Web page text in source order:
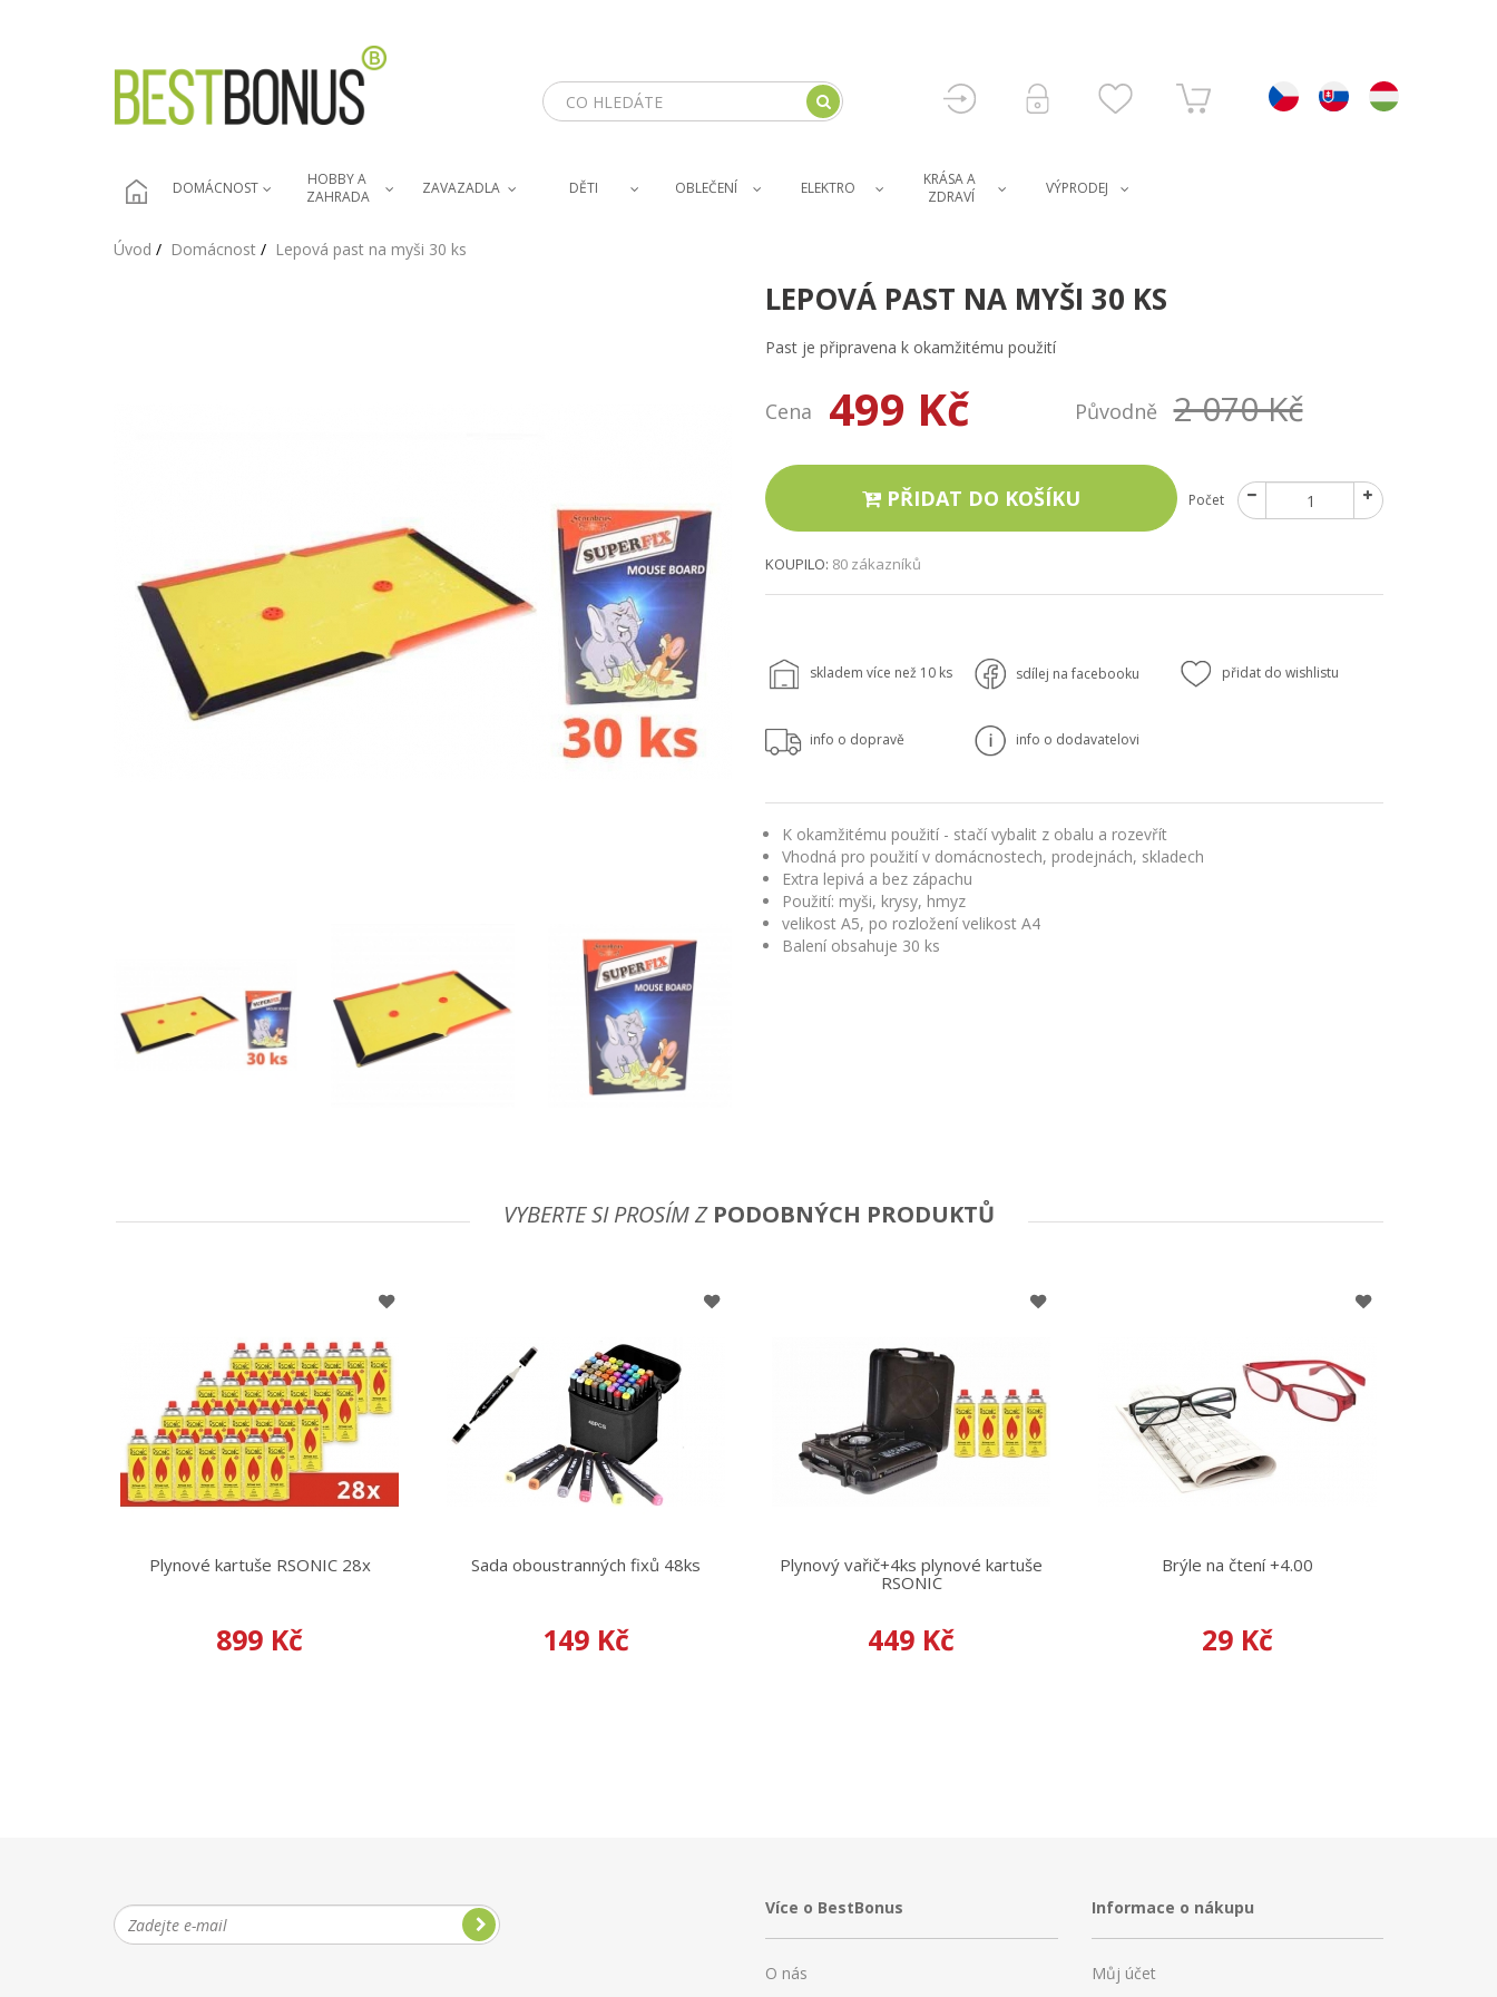
DOMÁCNOST
HOBBY A
ZAHRADA
ZAVAZADLA DĚTI OBLEČENÍ ELEKTRO
KRÁSA A
ZDRAVÍ
VÝPRODEJ
Úvod Domácnost Lepová past na myši 30 ks
LEPOVÁ PAST NA MYŠI 30 KS
Past je připravena k okamžitému použití
Cena 499 Kč Původně 2 070 Kč
PŘIDAT DO KOŠÍKU
KOUPILO: 80 zákazníků
Počet
skladem více než 10 ks sdílej na facebooku přidat do wishlistu
info o dopravě info o dodavatelovi
K okamžitému použití - stačí vybalit z obalu a rozevřít
Vhodná pro použití v domácnostech, prodejnách, skladech
Extra lepivá a bez zápachu
Použití: myši, krysy, hmyz
velikost A5, po rozložení velikost A4
Balení obsahuje 30 ks
VYBERTE SI PROSÍM Z PODOBNÝCH PRODUKTŮ
Plynové kartuše RSONIC 28x
899 Kč
Sada oboustranných fixů 48ks
149 Kč
Plynový vařič+4ks plynové kartuše
RSONIC
449 Kč
Brýle na čtení +4.00
29 Kč
Více o BestBonus
O nás
Informace o nákupu
Můj účet